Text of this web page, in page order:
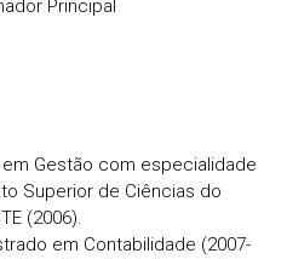
Principal
Gestão com especialidade
Superior de Ciências do
(2006).
em Contabilidade (2007-